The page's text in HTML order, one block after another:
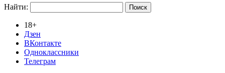
Найти:
18+
Дзен
ВКонтакте
Одноклассники
Телеграм